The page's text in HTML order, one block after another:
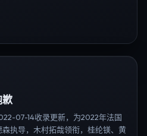
等长尾词。
歉
07-14收录更新，为2022年法国
森执导，木村拓哉领衔，桂纶镁、黄